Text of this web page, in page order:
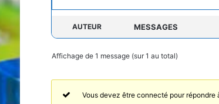
AUTEUR MESSAGES
Affichage de 1 message (sur 1 au total)
Vous devez être connecté pour répondre